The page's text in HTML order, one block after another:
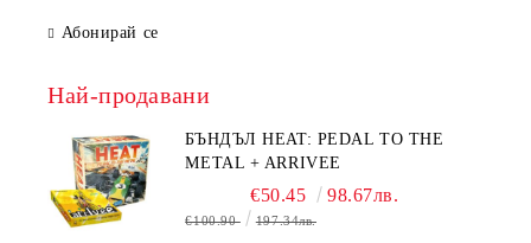
Абонирай се
Най-продавани
БЪНДЪЛ HEAT: PEDAL TO THE
METAL + ARRIVEE
€50.45 98.67лв.
€100.90 197.34лв.